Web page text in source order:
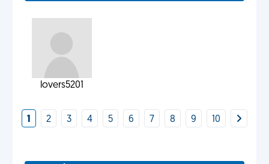
lovers5201
1 2 3 4 5 6 7 8 9 10